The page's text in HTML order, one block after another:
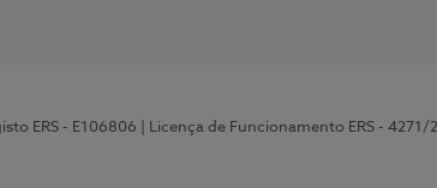
ERS - E106806 | Licença de Funcionamento ERS - 4271/